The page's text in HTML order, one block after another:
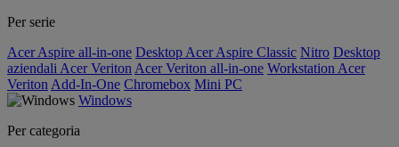
Per serie
Acer Aspire all-in-one Desktop Acer Aspire Classic Nitro Desktop
aziendali Acer Veriton Acer Veriton all-in-one Workstation Acer
Veriton Add-In-One Chromebox Mini PC
Windows
Per categoria